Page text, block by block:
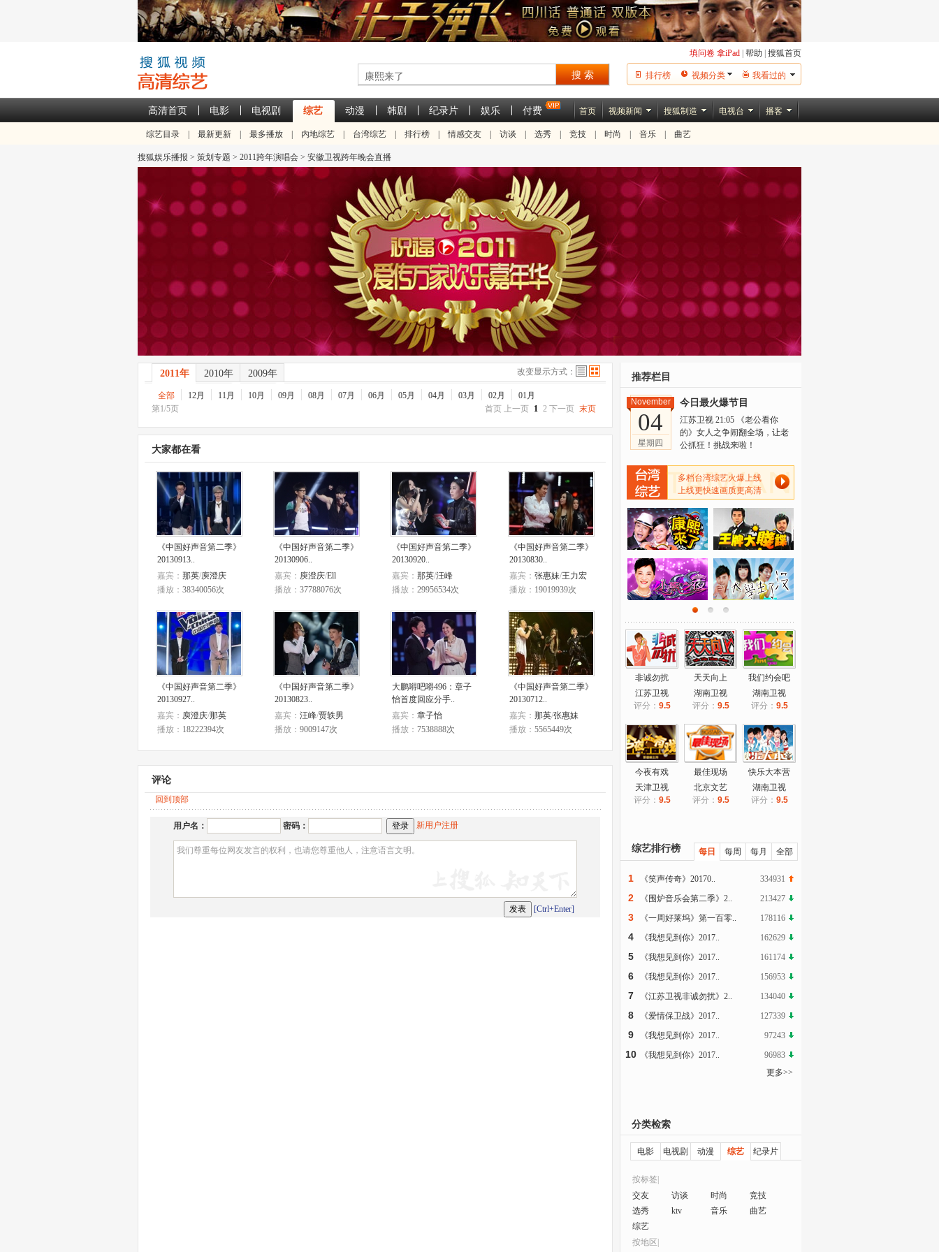
填问卷 拿iPad 帮助 搜狐首页
排行榜 视频分类 我看过的
高清首页 电影 电视剧 综艺 动漫 韩剧 纪录片 娱乐 付费 首页 视频新闻 搜狐制造 电视台 播客
综艺目录 最新更新 最多播放 内地综艺 台湾综艺 排行榜 情感交友 访谈 选秀 竞技 时尚 音乐 曲艺
搜狐娱乐播报 > 策划专题 > 2011跨年演唱会 > 安徽卫视跨年晚会直播
2011年 2010年 2009年 改变显示方式：
全部 12月 11月 10月 09月 08月 07月 06月 05月 04月 03月 02月
01月
第1/5页
首页 上一页 1 2 下一页 末页
大家都在看
《中国好声音第二季》
20130913..
嘉宾： 那英/庾澄庆
播放： 38340056次
《中国好声音第二季》
20130906..
嘉宾： 庾澄庆/Ell
播放： 37788076次
《中国好声音第二季》
20130920..
嘉宾： 那英/汪峰
播放： 29956534次
《中国好声音第二季》
20130830..
嘉宾： 张惠妹/王力宏
播放： 19019939次
《中国好声音第二季》
20130927..
嘉宾： 庾澄庆/那英
播放： 18222394次
《中国好声音第二季》
20130823..
嘉宾： 汪峰/贾轶男
播放： 9009147次
大鹏嘚吧嘚496：章子
怡首度回应分手..
嘉宾： 章子怡
播放： 7538888次
《中国好声音第二季》
20130712..
嘉宾： 那英/张惠妹
播放： 5565449次
评论
回到顶部
用户名： 密码： 新用户注册
[Ctrl+Enter]
推荐栏目
November
04
星期四
今日最火爆节目
江苏卫视 21:05 《老公看你
的》女人之争闹翻全场，让老
公抓狂！挑战来啦！
多档台湾综艺火爆上线
上线更快速画质更高清
非诚勿扰
江苏卫视
评分： 9.5
天天向上
湖南卫视
评分： 9.5
我们约会吧
湖南卫视
评分： 9.5
今夜有戏
天津卫视
评分： 9.5
最佳现场
北京文艺
评分： 9.5
快乐大本营
湖南卫视
评分： 9.5
综艺排行榜 每日 每周 每月 全部
334931
1
《笑声传奇》20170..
213427
2
《围炉音乐会第二季》2..
178116
3
《一周好莱坞》第一百零..
162629
4
《我想见到你》2017..
161174
5
《我想见到你》2017..
156953
6
《我想见到你》2017..
134040
7
《江苏卫视非诚勿扰》2..
127339
8
《爱情保卫战》2017..
97243
9
《我想见到你》2017..
96983
10
《我想见到你》2017..
更多>>
分类检索
电影 电视剧 动漫 综艺 纪录片
按标签|
交友
访谈 时尚
竞技
选秀
ktv 音乐
曲艺
综艺
按地区|